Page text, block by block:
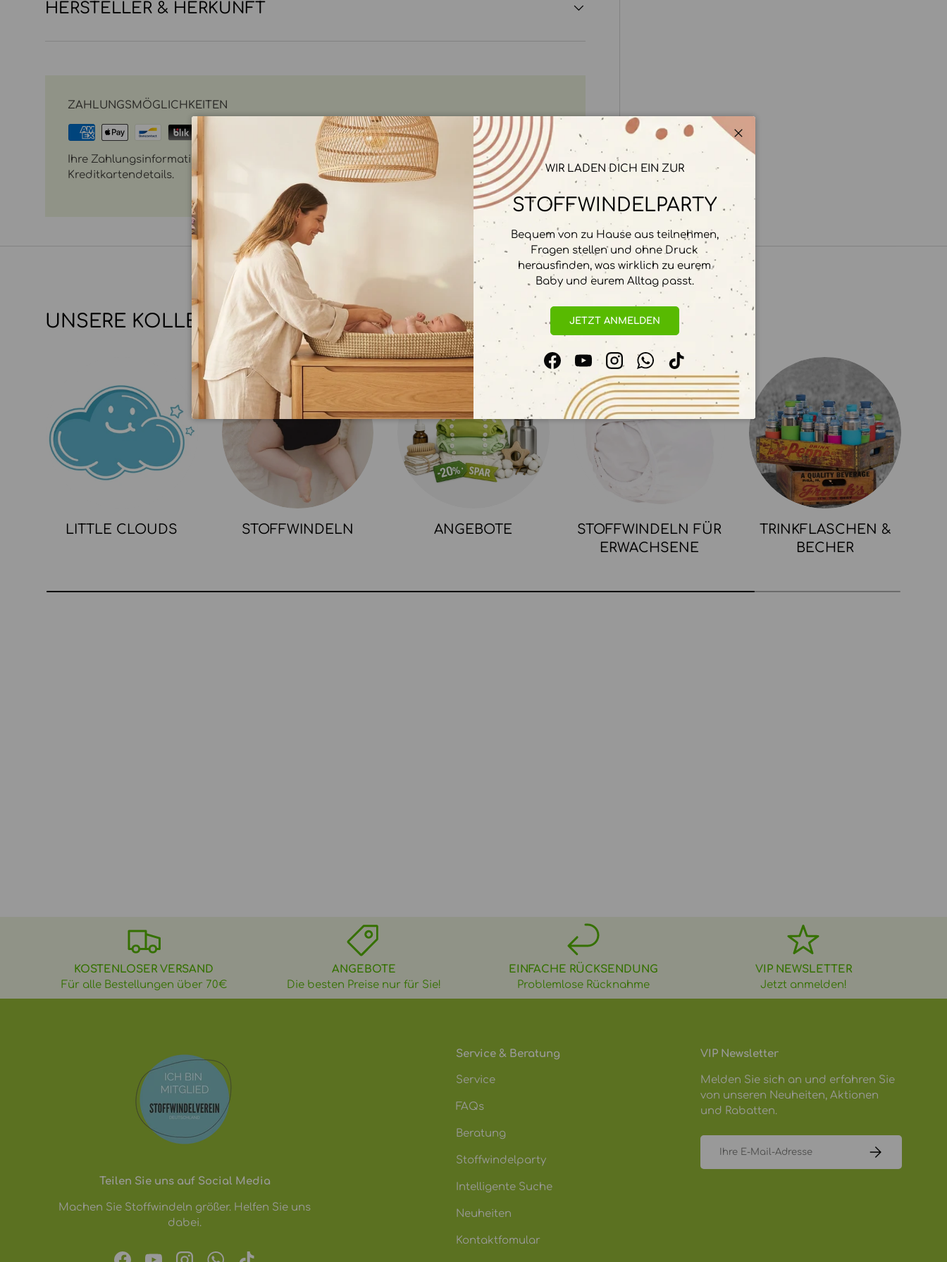
HERSTELLER & HERKUNFT
ZAHLUNGSMÖGLICHKEITEN
Ihre Zahlungsinformationen werden sicher verarbeitet. Wir speichern keine
Kreditkartendetails.
UNSERE KOLLEKTIONEN
LITTLE CLOUDS STOFFWINDELN ANGEBOTE
STOFFWINDELN FÜR
ERWACHSENE
TRINKFLASCHEN &
BECHER
Schließen
WIR LADEN DICH EIN ZUR
STOFFWINDELPARTY
Bequem von zu Hause aus teilnehmen,
Fragen stellen und ohne Druck
herausfinden, was wirklich zu eurem
Baby und eurem Alltag passt.
JETZT ANMELDEN
FacebookYouTubeInstagramWhatsApp
TikTok
KOSTENLOSER VERSAND
Für alle Bestellungen über 70€
ANGEBOTE
Die besten Preise nur für Sie!
EINFACHE RÜCKSENDUNG
Problemlose Rücknahme
VIP NEWSLETTER
Jetzt anmelden!
Teilen Sie uns auf Social Media
Machen Sie Stoffwindeln größer. Helfen Sie uns
dabei.
Service & Beratung
Service
FAQs
Beratung
Stoffwindelparty
Intelligente Suche
Neuheiten
Kontaktfomular
VIP Newsletter
Melden Sie sich an und erfahren Sie
von unseren Neuheiten, Aktionen
und Rabatten.
ABONNIEREN